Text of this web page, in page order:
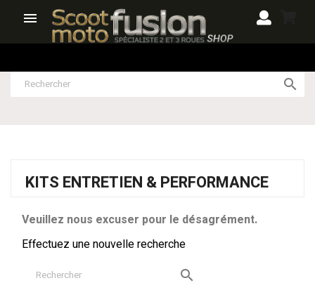


KITS ENTRETIEN & PERFORMANCE
Veuillez nous excuser pour le désagrément.
Effectuez une nouvelle recherche
